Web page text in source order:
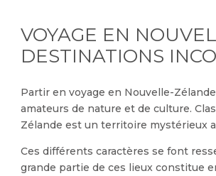
VOYAGE EN
DESTINATIONS
Partir en voyage en Nouvelle-
amateurs de nature et de culture.
Zélande est un territoire mystérieux
Ces différents caractères se font
grande partie de ces lieux constitue